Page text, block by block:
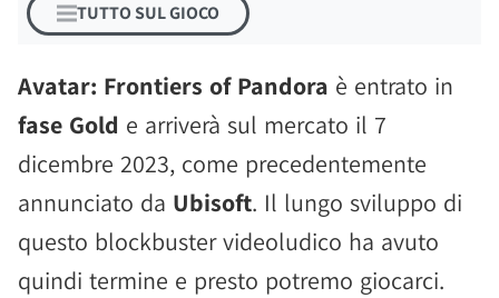
TUTTO SUL GIOCO
Avatar: Frontiers of Pandora è entrato in
fase Gold e arriverà sul mercato il 7
dicembre 2023, come precedentemente
annunciato da Ubisoft. Il lungo sviluppo di
questo blockbuster videoludico ha avuto
quindi termine e presto potremo giocarci.